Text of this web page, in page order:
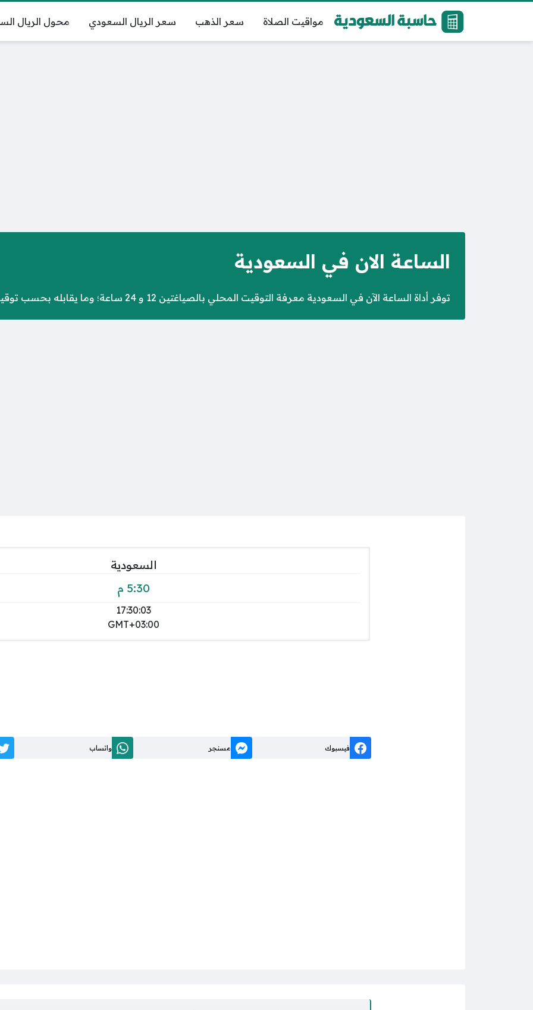
مواقيت الصلاة سعر الذهب سعر الريال السعودي محول الريال
الساعة الان في السعودية
توفر أداة الساعة الآن في السعودية معرفة التوقيت المحلي بالصياغتين 12 و 24 ساعة؛ وما يقابله بحسب توقيت غرينتش العالمي.
السعودية
5:30 م
17:30:03
GMT+03:00
فيسبوك مسنجر واتساب